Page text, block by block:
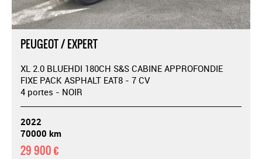
PEUGEOT / EXPERT
XL 2.0 BLUEHDI 180CH S&S CABINE APPROFONDIE
FIXE PACK ASPHALT EAT8 - 7 CV
4 portes - NOIR
2022
70000 km
29 900 €